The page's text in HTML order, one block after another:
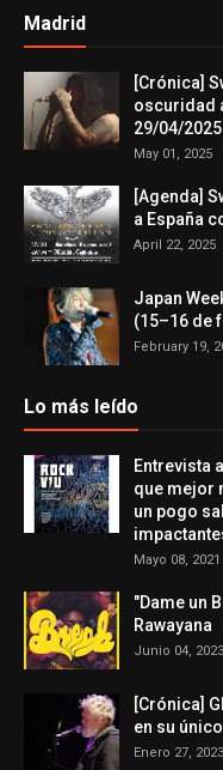
Madrid
[Crónica]
oscuridad
29/04/2025
May 01, 2025
[Agenda]
a España
April 22, 2025
Japan
(15–16 de
February 19,
Lo más leído
Entrevista
que mejor
un pogo
Mayo 08, 2021
"Dame un
Rawayana
Junio 04, 2023
[Crónica]
en su
Enero 27, 2023